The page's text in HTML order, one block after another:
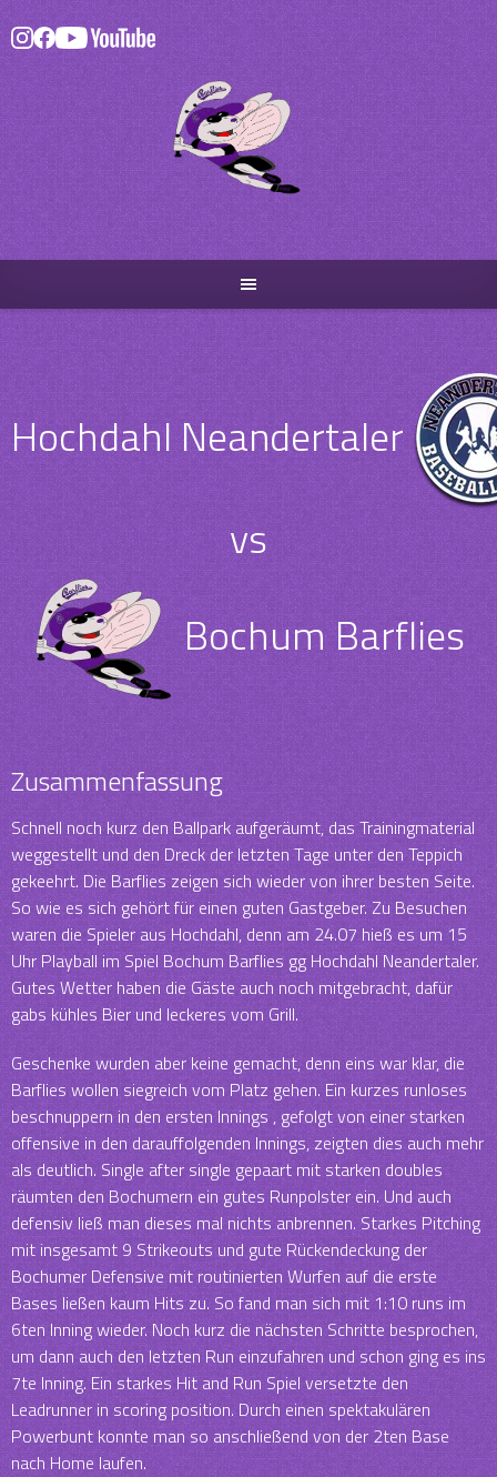
Skip
to
content
Hochdahl Neandertaler
vs
Bochum Barflies
Zusammenfassung
Schnell noch kurz den Ballpark aufgeräumt, das Trainingmaterial
weggestellt und den Dreck der letzten Tage unter den Teppich
gekeehrt. Die Barflies zeigen sich wieder von ihrer besten Seite.
So wie es sich gehört für einen guten Gastgeber. Zu Besuchen
waren die Spieler aus Hochdahl, denn am 24.07 hieß es um 15
Uhr Playball im Spiel Bochum Barflies gg Hochdahl Neandertaler.
Gutes Wetter haben die Gäste auch noch mitgebracht, dafür
gabs kühles Bier und leckeres vom Grill.
Geschenke wurden aber keine gemacht, denn eins war klar, die
Barflies wollen siegreich vom Platz gehen. Ein kurzes runloses
beschnuppern in den ersten Innings , gefolgt von einer starken
offensive in den darauffolgenden Innings, zeigten dies auch mehr
als deutlich. Single after single gepaart mit starken doubles
räumten den Bochumern ein gutes Runpolster ein. Und auch
defensiv ließ man dieses mal nichts anbrennen. Starkes Pitching
mit insgesamt 9 Strikeouts und gute Rückendeckung der
Bochumer Defensive mit routinierten Wurfen auf die erste
Bases ließen kaum Hits zu. So fand man sich mit 1:10 runs im
6ten Inning wieder. Noch kurz die nächsten Schritte besprochen,
um dann auch den letzten Run einzufahren und schon ging es ins
7te Inning. Ein starkes Hit and Run Spiel versetzte den
Leadrunner in scoring position. Durch einen spektakulären
Powerbunt konnte man so anschließend von der 2ten Base
nach Home laufen.